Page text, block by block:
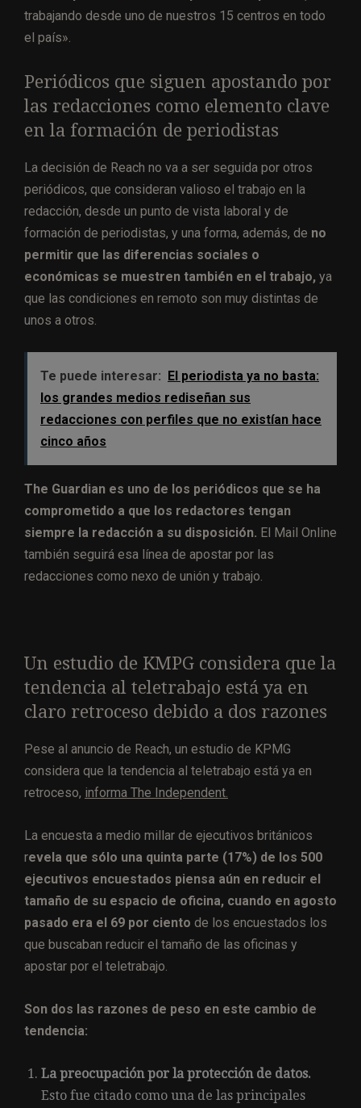
trabajando desde uno de nuestros 15 centros en todo
el país».
Periódicos que siguen apostando por
las redacciones como elemento clave
en la formación de periodistas
La decisión de Reach no va a ser seguida por otros
periódicos, que consideran valioso el trabajo en la
redacción, desde un punto de vista laboral y de
formación de periodistas, y una forma, además, de no
permitir que las diferencias sociales o
económicas se muestren también en el trabajo, ya
que las condiciones en remoto son muy distintas de
unos a otros.
Te puede interesar: El periodista ya no basta:
los grandes medios rediseñan sus
redacciones con perfiles que no existían hace
cinco años
The Guardian es uno de los periódicos que se ha
comprometido a que los redactores tengan
siempre la redacción a su disposición. El Mail Online
también seguirá esa línea de apostar por las
redacciones como nexo de unión y trabajo.
Un estudio de KMPG considera que la
tendencia al teletrabajo está ya en
claro retroceso debido a dos razones
Pese al anuncio de Reach, un estudio de KPMG
considera que la tendencia al teletrabajo está ya en
retroceso, informa The Independent.
La encuesta a medio millar de ejecutivos británicos
revela que sólo una quinta parte (17%) de los 500
ejecutivos encuestados piensa aún en reducir el
tamaño de su espacio de oficina, cuando en agosto
pasado era el 69 por ciento de los encuestados los
que buscaban reducir el tamaño de las oficinas y
apostar por el teletrabajo.
Son dos las razones de peso en este cambio de
tendencia:
La preocupación por la protección de datos.
Esto fue citado como una de las principales